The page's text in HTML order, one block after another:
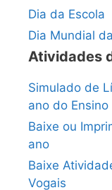
Dia da Escola
Dia Mundial
Atividades
Simulado de
ano do
Baixe ou
ano
Baixe
Vogais